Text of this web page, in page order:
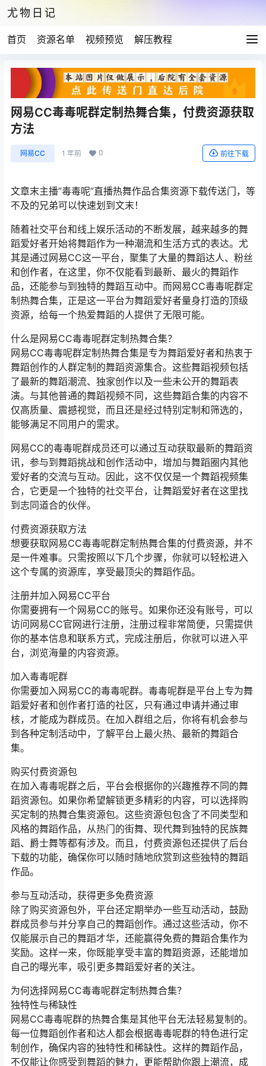
尤物日记
首页 资源名单 视频预览 解压教程
网易CC毒毒呢群定制热舞合集，付费资源获取
方法
网易CC 1 年前 0 前往下载
文章末主播”毒毒呢”直播热舞作品合集资源下载传送门，等
不及的兄弟可以快速划到文末！
随着社交平台和线上娱乐活动的不断发展，越来越多的舞
蹈爱好者开始将舞蹈作为一种潮流和生活方式的表达。尤
其是通过网易CC这一平台，聚集了大量的舞蹈达人、粉丝
和创作者，在这里，你不仅能看到最新、最火的舞蹈作
品，还能参与到独特的舞蹈互动中。而网易CC毒毒呢群定
制热舞合集，正是这一平台为舞蹈爱好者量身打造的顶级
资源，给每一个热爱舞蹈的人提供了无限可能。
什么是网易CC毒毒呢群定制热舞合集？
网易CC毒毒呢群定制热舞合集是专为舞蹈爱好者和热衷于
舞蹈创作的人群定制的舞蹈资源集合。这些舞蹈视频包括
了最新的舞蹈潮流、独家创作以及一些未公开的舞蹈表
演。与其他普通的舞蹈视频不同，这些舞蹈合集的内容不
仅高质量、震撼视觉，而且还是经过特别定制和筛选的，
能够满足不同用户的需求。
网易CC的毒毒呢群成员还可以通过互动获取最新的舞蹈资
讯，参与到舞蹈挑战和创作活动中，增加与舞蹈圈内其他
爱好者的交流与互动。因此，这不仅仅是一个舞蹈视频集
合，它更是一个独特的社交平台，让舞蹈爱好者在这里找
到志同道合的伙伴。
付费资源获取方法
想要获取网易CC毒毒呢群定制热舞合集的付费资源，并不
是一件难事。只需按照以下几个步骤，你就可以轻松进入
这个专属的资源库，享受最顶尖的舞蹈作品。
注册并加入网易CC平台
你需要拥有一个网易CC的账号。如果你还没有账号，可以
访问网易CC官网进行注册，注册过程非常简便，只需提供
你的基本信息和联系方式，完成注册后，你就可以进入平
台，浏览海量的内容资源。
加入毒毒呢群
你需要加入网易CC的毒毒呢群。毒毒呢群是平台上专为舞
蹈爱好者和创作者打造的社区，只有通过申请并通过审
核，才能成为群成员。在加入群组之后，你将有机会参与
到各种定制活动中，了解平台上最火热、最新的舞蹈合
集。
购买付费资源包
在加入毒毒呢群之后，平台会根据你的兴趣推荐不同的舞
蹈资源包。如果你希望解锁更多精彩的内容，可以选择购
买定制的热舞合集资源包。这些资源包包含了不同类型和
风格的舞蹈作品，从热门的街舞、现代舞到独特的民族舞
蹈、爵士舞等都有涉及。而且，付费资源包还提供了后台
下载的功能，确保你可以随时随地欣赏到这些独特的舞蹈
作品。
参与互动活动，获得更多免费资源
除了购买资源包外，平台还定期举办一些互动活动，鼓励
群成员参与并分享自己的舞蹈创作。通过这些活动，你不
仅能展示自己的舞蹈才华，还能赢得免费的舞蹈合集作为
奖励。这样一来，你既能享受丰富的舞蹈资源，还能增加
自己的曝光率，吸引更多舞蹈爱好者的关注。
为何选择网易CC毒毒呢群定制热舞合集？
独特性与稀缺性
网易CC毒毒呢群的热舞合集是其他平台无法轻易复制的。
每一位舞蹈创作者和达人都会根据毒毒呢群的特色进行定
制创作，确保内容的独特性和稀缺性。这样的舞蹈作品，
不仅能让你感受到舞蹈的魅力，更能帮助你跟上潮流，成